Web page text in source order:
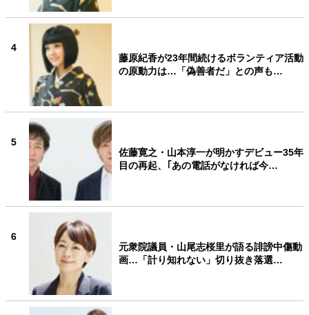
4
藤原紀香が23年間続けるボランティア活動
の原動力は…「偽善者だ」との声も…
5
佐藤寛之・山本淳一が明かすデビュー35年
目の再起、｢あの電話がなければ今…
6
元衆院議員・山尾志桜里が語る誹謗中傷動
画…「計り知れない」切り抜き落選…